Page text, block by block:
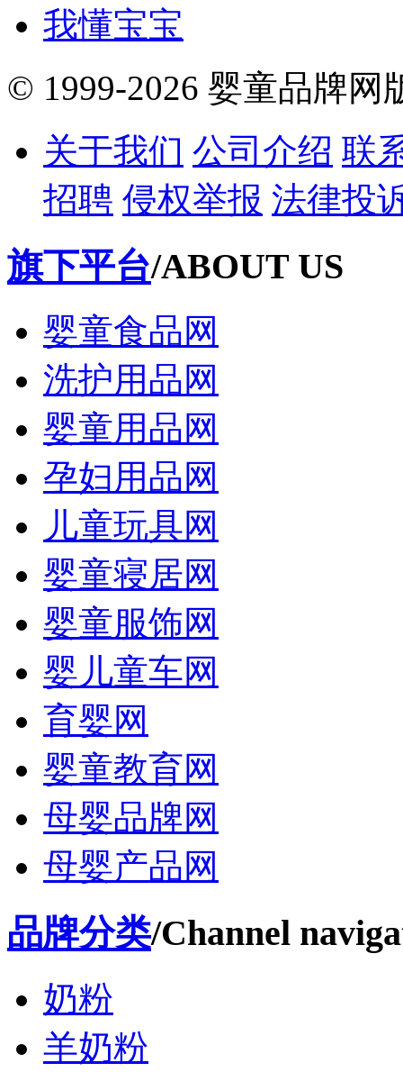
我懂宝宝
© 1999-2026 婴童品牌网
关于我们 公司介绍 联
招聘 侵权举报 法律投
旗下平台/ABOUT US
婴童食品网
洗护用品网
婴童用品网
孕妇用品网
儿童玩具网
婴童寝居网
婴童服饰网
婴儿童车网
育婴网
婴童教育网
母婴品牌网
母婴产品网
品牌分类/Channel
奶粉
羊奶粉